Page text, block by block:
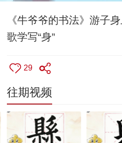
《牛爷爷的书法》游子
歌学写“身”
29
往期视频